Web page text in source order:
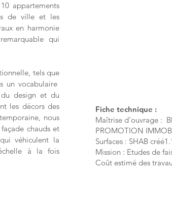
appartements
de ville et les
en harmonie
qui
tels que
un vocabulaire
du design et du
les décors des
nous
chauds et
véhiculent la
à la fois
Fiche technique :
Maîtrise d'ouvrage :
PROMOTION
Surfaces : SHAB créé
Mission : Etudes de
Coût estimé des